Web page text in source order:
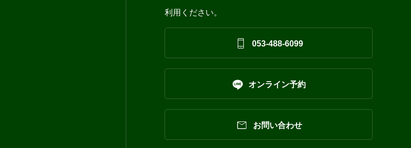
利用ください。
 053-488-6099
 オンライン予約
 お問い合わせ